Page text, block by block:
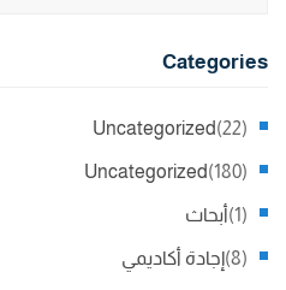
Categories
Uncategorized (22)
Uncategorized (180)
أبحاث (1)
إجادة أكاديمي (8)